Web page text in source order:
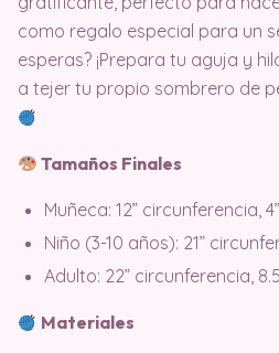
como regalo especial para un
esperas? ¡Prepara tu aguja y
a tejer tu propio sombrero de
Tamaños Finales
Muñeca: 12” circunferencia,
Niño (3-10 años): 21”
Adulto: 22” circunferencia,
Materiales